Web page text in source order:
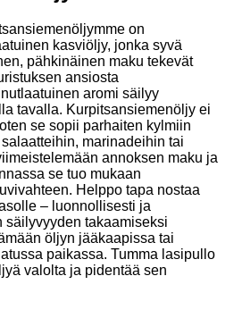
on
kasviöljy, jonka syvä
pähkinäinen maku tekevät
ansiosta
aromi säilyy
tavalla. Kurpitsansiemenöljy ei
se sopii parhaiten kylmiin
marinadeihin tai
annoksen maku ja
se tuo mukaan
Helppo tapa nostaa
– luonnollisesti ja
säilyvyyden takaamiseksi
öljyn jääkaapissa tai
paikassa. Tumma lasipullo
valolta ja pidentää sen